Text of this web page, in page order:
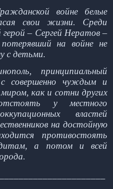
войне белые
свои жизни. Среди
– Сергей Нератов –
потерявший на войне не
с детьми.
принципиальный
совершенно чуждым и
как и сотни других
у местного
властей
на достойную
противостоять
а потом и всей